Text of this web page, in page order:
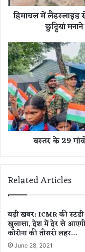
इ
य
पु
र
के
यु
व
क
की
मौ
के
छु
ट्टि
यां
म
हिमाचल में लैंडस्लाइड
छुट्टियां
ब
स्त
र
के
2
9
गां
वों
में
र
रा
या
ग
या
बस्तर के 29
Related Articles
बड़ी खबर: ICMR की
खुलासा, देश में देर से आएगी
कोरोना की तीसरी लहर…
June 28, 2021